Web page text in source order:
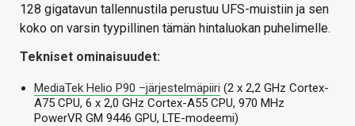
128 gigatavun tallennustila perustuu UFS-muistiin ja sen
koko on varsin tyypillinen tämän hintaluokan puhelimelle.
Tekniset ominaisuudet:
MediaTek Helio P90 –järjestelmäpiiri (2 x 2,2 GHz Cortex-
A75 CPU, 6 x 2,0 GHz Cortex-A55 CPU, 970 MHz
PowerVR GM 9446 GPU, LTE-modeemi)